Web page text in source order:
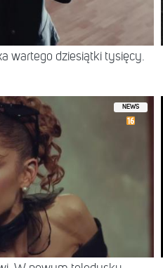
wartego dziesiątki tysięcy.
NEWS